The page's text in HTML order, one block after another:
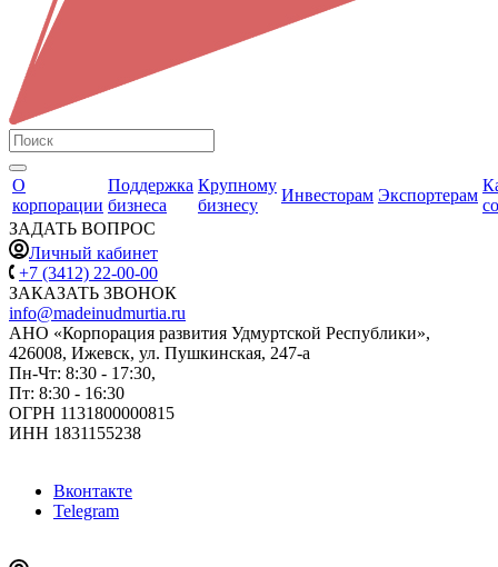
О
корпорации
Поддержка
бизнеса
Крупному
бизнесу
Инвесторам Экспортерам
ЗАДАТЬ ВОПРОС
Личный кабинет
+7 (3412) 22-00-00
ЗАКАЗАТЬ ЗВОНОК
info@madeinudmurtia.ru
АНО «Корпорация развития Удмуртской Республики»,
426008, Ижевск, ул. Пушкинская, 247-а
Пн-Чт: 8:30 - 17:30,
Пт: 8:30 - 16:30
ОГРН 1131800000815
ИНН 1831155238
Вконтакте
Telegram